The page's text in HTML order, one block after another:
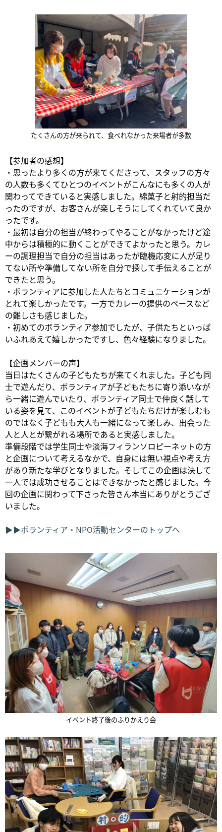
たくさんの方が来られて、食べれなかった来場者が多数
【参加者の感想】
・思ったより多くの方が来てくださって、スタッフの方々
の人数も多くてひとつのイベントがこんなにも多くの人が
関わってできていると実感しました。綿菓子と射的担当だ
ったのですが、お客さんが楽しそうにしてくれていて良か
ったです。
・最初は自分の担当が終わってやることがなかったけど途
中からは積極的に動くことができてよかったと思う。カレ
ーの調理担当で自分の担当はあったが臨機応変に人が足り
てない所や準備してない所を自分で探して手伝えることが
できたと思う。
・ボランティアに参加した人たちとコミュニケーションが
とれて楽しかったです。一方でカレーの提供のペースなど
の難しさも感じました。
・初めてのボランティア参加でしたが、子供たちといっぱ
いふれあえて嬉しかったですし、色々経験になりました。
【企画メンバーの声】
当日はたくさんの子どもたちが来てくれました。子ども同
士で遊んだり、ボランティアが子どもたちに寄り添いなが
ら一緒に遊んでいたり、ボランティア同士で仲良く話して
いる姿を見て、このイベントが子どもたちだけが楽しむも
のではなく子どもも大人も一緒になって楽しみ、出会った
人と人とが繋がれる場所であると実感しました。
準備段階では学生同士や淡海フィランソロピーネットの方
と企画について考えるなかで、自身には無い視点や考え方
があり新たな学びとなりました。そしてこの企画は決して
一人では成功させることはできなかったと感じました。今
回の企画に関わって下さった皆さん本当にありがとうござ
いました。
▶▶ボランティア・NPO活動センターのトップへ
イベント終了後のふりかえり会